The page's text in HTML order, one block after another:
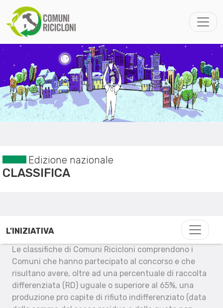
Edizione nazionale
CLASSIFICA
L’INIZIATIVA
Le classifiche di Comuni Ricicloni comprendono i
Comuni che hanno partecipato al concorso e che
risultano avere, oltre ad una percentuale di raccolta
differenziata (RD) uguale o superiore al 65%, una
produzione pro capite di rifiuto indifferenziato (data